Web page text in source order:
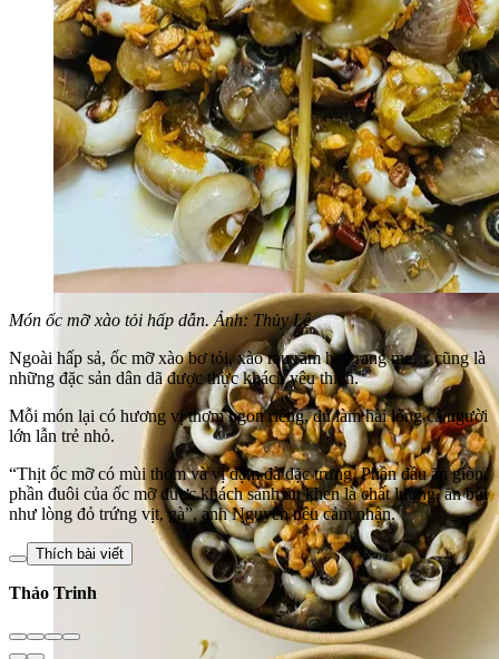
Món ốc mỡ xào tỏi hấp dẫn. Ảnh: Thủy Lệ
Ngoài hấp sả, ốc mỡ xào bơ tỏi, xào rau răm hay rang me… cũng là
những đặc sản dân dã được thực khách yêu thích.
Mỗi món lại có hương vị thơm ngon riêng, đủ làm hài lòng cả người
lớn lẫn trẻ nhỏ.
“Thịt ốc mỡ có mùi thơm và vị đậm đà đặc trưng. Phần đầu ăn giòn,
phần đuôi của ốc mỡ được khách sành ăn khen là chất lượng, ăn bùi
như lòng đỏ trứng vịt, gà”, anh Nguyên nêu cảm nhận.
Thích bài viết
Thảo Trinh